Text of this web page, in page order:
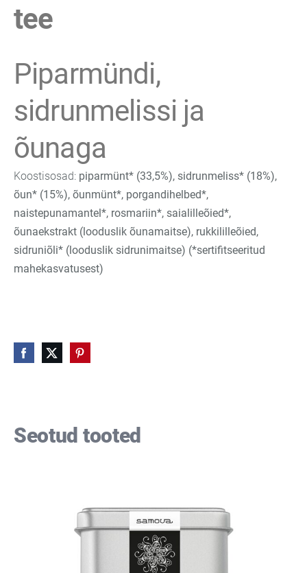
tee
Piparmündi,
sidrunmelissi ja
õunaga
Koostisosad: piparmünt* (33,5%), sidrunmeliss* (18%),
õun* (15%), õunmünt*, porgandihelbed*,
naistepunamantel*, rosmariin*, saialilleõied*,
õunaekstrakt (looduslik õunamaitse), rukkililleõied,
sidruniõli* (looduslik sidrunimaitse) (*sertifitseeritud
mahekasvatusest)
Seotud tooted